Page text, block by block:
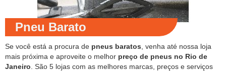
Pneu Barato
Se você está a procura de pneus baratos , venha até nossa loja
mais próxima e aproveite o melhor preço de pneus no Rio de
Janeiro . São 5 lojas com as melhores marcas, preços e serviços